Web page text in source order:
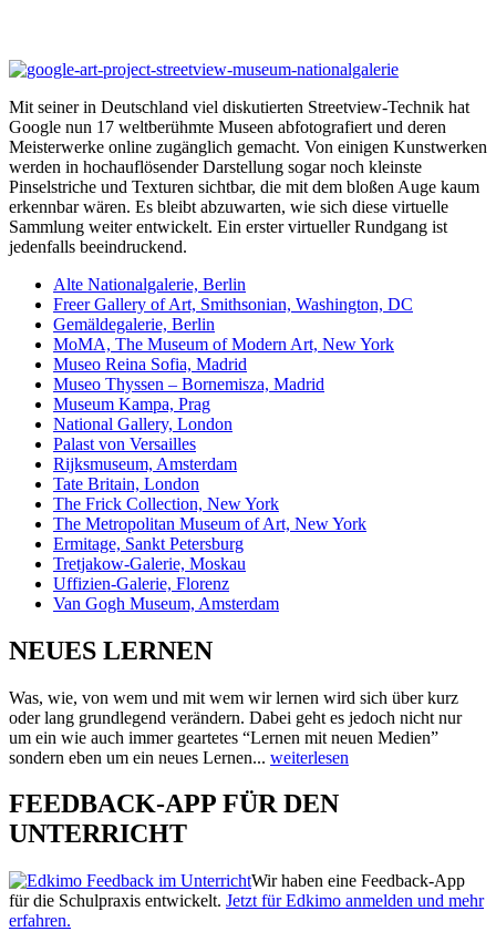
Mit seiner in Deutschland viel diskutierten Streetview-Technik hat
Google nun 17 weltberühmte Museen abfotografiert und deren
Meisterwerke online zugänglich gemacht. Von einigen Kunstwerken
werden in hochauflösender Darstellung sogar noch kleinste
Pinselstriche und Texturen sichtbar, die mit dem bloßen Auge kaum
erkennbar wären. Es bleibt abzuwarten, wie sich diese virtuelle
Sammlung weiter entwickelt. Ein erster virtueller Rundgang ist
jedenfalls beeindruckend.
Alte Nationalgalerie, Berlin
Freer Gallery of Art, Smithsonian, Washington, DC
Gemäldegalerie, Berlin
MoMA, The Museum of Modern Art, New York
Museo Reina Sofia, Madrid
Museo Thyssen – Bornemisza, Madrid
Museum Kampa, Prag
National Gallery, London
Palast von Versailles
Rijksmuseum, Amsterdam
Tate Britain, London
The Frick Collection, New York
The Metropolitan Museum of Art, New York
Ermitage, Sankt Petersburg
Tretjakow-Galerie, Moskau
Uffizien-Galerie, Florenz
Van Gogh Museum, Amsterdam
NEUES LERNEN
Was, wie, von wem und mit wem wir lernen wird sich über kurz
oder lang grundlegend verändern. Dabei geht es jedoch nicht nur
um ein wie auch immer geartetes “Lernen mit neuen Medien”
sondern eben um ein neues Lernen... weiterlesen
FEEDBACK-APP FÜR DEN
UNTERRICHT
Wir haben eine Feedback-App
für die Schulpraxis entwickelt. Jetzt für Edkimo anmelden und mehr
erfahren.